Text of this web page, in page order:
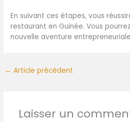
En suivant ces étapes, vous
restaurant en Guinée. Vous
nouvelle aventure
← Article précédent
Laisser un